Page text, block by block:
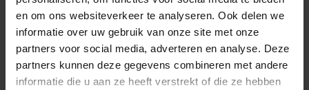
en om ons websiteverkeer te analyseren. Ook delen we
informatie over uw gebruik van onze site met onze
partners voor social media, adverteren en analyse. Deze
partners kunnen deze gegevens combineren met andere
informatie die u aan ze heeft verstrekt of die ze hebben
Wow Bejmat Indrukken